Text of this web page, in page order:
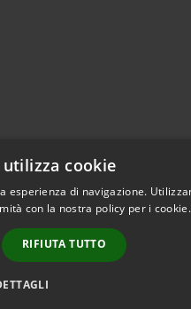
Copyright © 2026 •
cookie
esperienza di navigazione.
con la nostra policy per i cookie.
RIFIUTA TUTTO